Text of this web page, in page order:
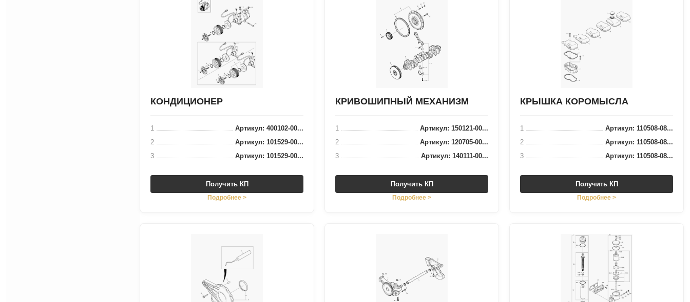
КОНДИЦИОНЕР
1
Артикул: 400102-00...
2
Артикул: 101529-00...
3
Артикул: 101529-00...
Получить КП
Подробнее >
КРИВОШИПНЫЙ МЕХАНИЗМ
1
Артикул: 150121-00...
2
Артикул: 120705-00...
3
Артикул: 140111-00...
Получить КП
Подробнее >
КРЫШКА КОРОМЫСЛА
1
Артикул: 110508-08...
2
Артикул: 110508-08...
3
Артикул: 110508-08...
Получить КП
Подробнее >